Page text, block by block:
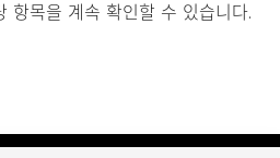
항목을 계속 확인할 수 있습니다.